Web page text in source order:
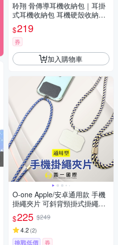
聆翔 骨傳導耳機收納包｜耳掛
式耳機收納包 耳機硬殼收納包
耳機收納 運動耳機收納 黑色耳
機收納包 拉鍊收納包
$219
券
加入購物車
O-one Apple/安卓通用款 手機
掛繩夾片 可斜背頸掛式掛繩組
(夾片顏色隨機)
$225 $249
4.2 (2)
挑戰低價 券